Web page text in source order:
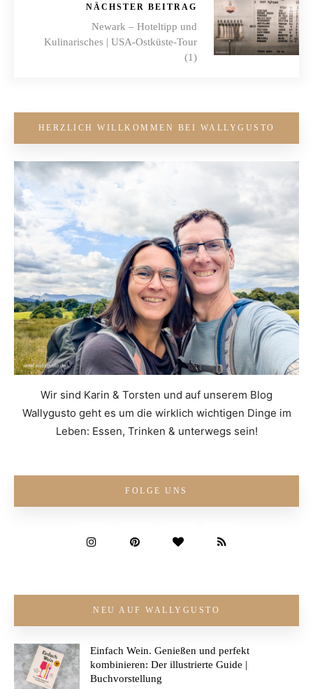
NÄCHSTER BEITRAG
Newark – Hoteltipp und
Kulinarisches | USA-Ostküste-Tour
(1)
HERZLICH WILLKOMMEN BEI WALLYGUSTO
Wir sind Karin & Torsten und auf unserem Blog
Wallygusto geht es um die wirklich wichtigen Dinge im
Leben: Essen, Trinken & unterwegs sein!
FOLGE UNS
NEU AUF WALLYGUSTO
Einfach Wein. Genießen und perfekt
kombinieren: Der illustrierte Guide |
Buchvorstellung